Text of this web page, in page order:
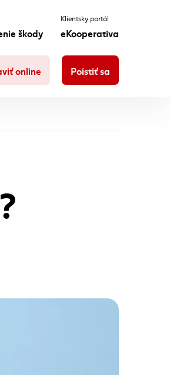
škody
Klientsky portál
eKooperativa
online Poistiť sa